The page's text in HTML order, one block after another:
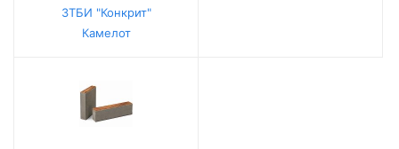
ЗТБИ "Конкрит"
Камелот